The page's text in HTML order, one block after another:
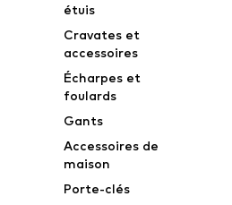
étuis
Cravates et
accessoires
Écharpes et
foulards
Gants
Accessoires de
maison
Porte-clés